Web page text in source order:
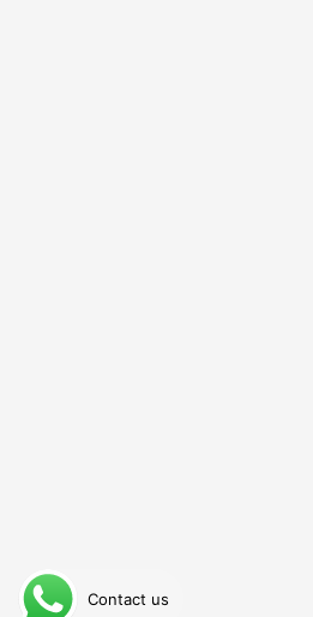
Contact us